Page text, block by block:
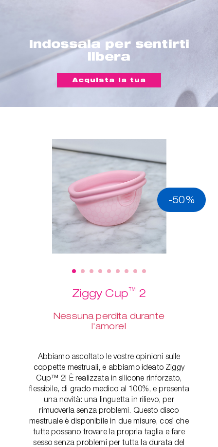
Indossala per sentirti
libera
Acquista la tua
-50%
Ziggy Cup™ 2
Nessuna perdita durante
l'amore!
Abbiamo ascoltato le vostre opinioni sulle
coppette mestruali, e abbiamo ideato Ziggy
Cup™ 2! È realizzata in silicone rinforzato,
flessibile, di grado medico al 100%, e presenta
una novità: una linguetta in rilievo, per
rimuoverla senza problemi. Questo disco
mestruale è disponibile in due misure, così che
tutte possano trovare la propria taglia e fare
sesso senza problemi per tutta la durata del